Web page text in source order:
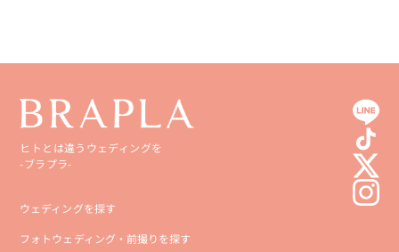
ヒトとは違うウェディングを
-ブラプラ-
ウェディングを探す
フォトウェディング・前撮りを探す